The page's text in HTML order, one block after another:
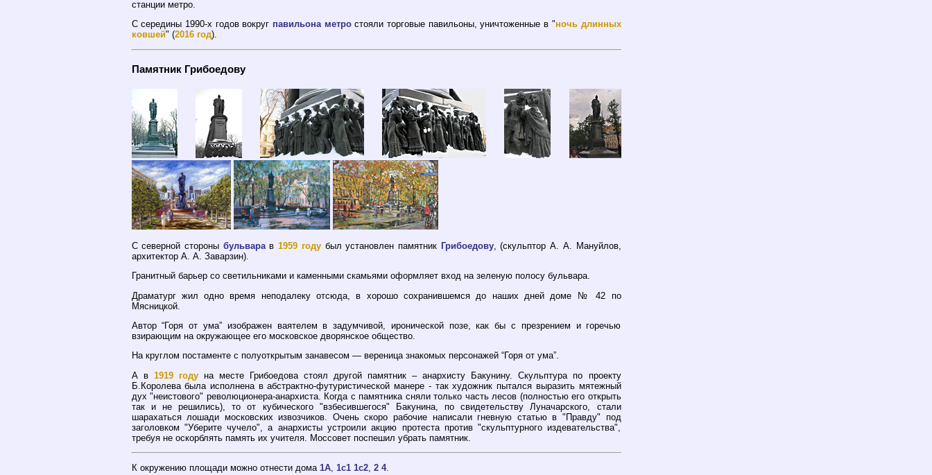
станции метро.
С середины 1990-х годов вокруг павильона метростояли торговые павильоны, уничтоженные в "ночь длинных
ковшей" (2016 год).
Памятник Грибоедову
С северной стороны бульварав1959 годубыл установлен памятник Грибоедову, (скульптор А. А. Мануйлов,
архитектор А. А. Заварзин).
Гранитный барьер со светильниками и каменными скамьями оформляет вход на зеленую полосу бульвара.
Драматург жил одно время неподалеку отсюда, в хорошо сохранившемся до наших дней доме № 42 по
Мясницкой.
Автор “Горя от ума” изображен ваятелем в задумчивой, иронической позе, как бы с презрением и горечью
взирающим на окружающее его московское дворянское общество.
На круглом постаменте с полуоткрытым занавесом — вереница знакомых персонажей “Горя от ума”.
А в 1919 годуна месте Грибоедова стоял другой памятник – анархисту Бакунину. Скульптура по проекту
Б.Королева была исполнена в абстрактно-футуристической манере - так художник пытался выразить мятежный
дух "неистового" революционера-анархиста. Когда с памятника сняли только часть лесов (полностью его открыть
так и не решились), то от кубического "взбесившегося" Бакунина, по свидетельству Луначарского, стали
шарахаться лошади московских извозчиков. Очень скоро рабочие написали гневную статью в "Правду" под
заголовком "Уберите чучело", а анархисты устроили акцию протеста против "скульптурного издевательства",
требуя не оскорблять память их учителя. Моссовет поспешил убрать памятник.
К окружению площади можно отнести дома 1А, 1с1 1c2, 2 4.